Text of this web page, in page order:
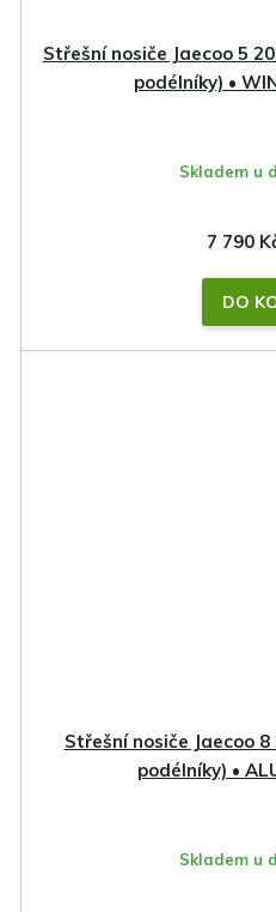
Střešní nosiče Jaecoo 5
podélníky) •
Skladem u
7 790
DO
Střešní nosiče Jaecoo
podélníky) •
Skladem u